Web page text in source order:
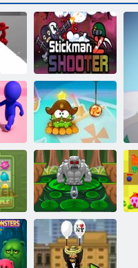
ュ
カ
ッ
バッターシュ
ーター2
ブ
を
ロープをカッ
ト：タイムト
ラベル
寺
Taptasticモンス
ター